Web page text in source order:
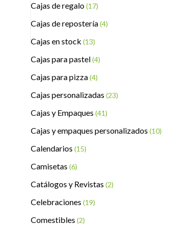
Cajas de regalo(17)
Cajas de repostería(4)
Cajas en stock (13)
Cajas para pastel(4)
Cajas para pizza(4)
Cajas personalizadas (23)
Cajas y Empaques (41)
Cajas y empaques personalizados (10)
Calendarios (15)
Camisetas (6)
Catálogos y Revistas (2)
Celebraciones (19)
Comestibles (2)